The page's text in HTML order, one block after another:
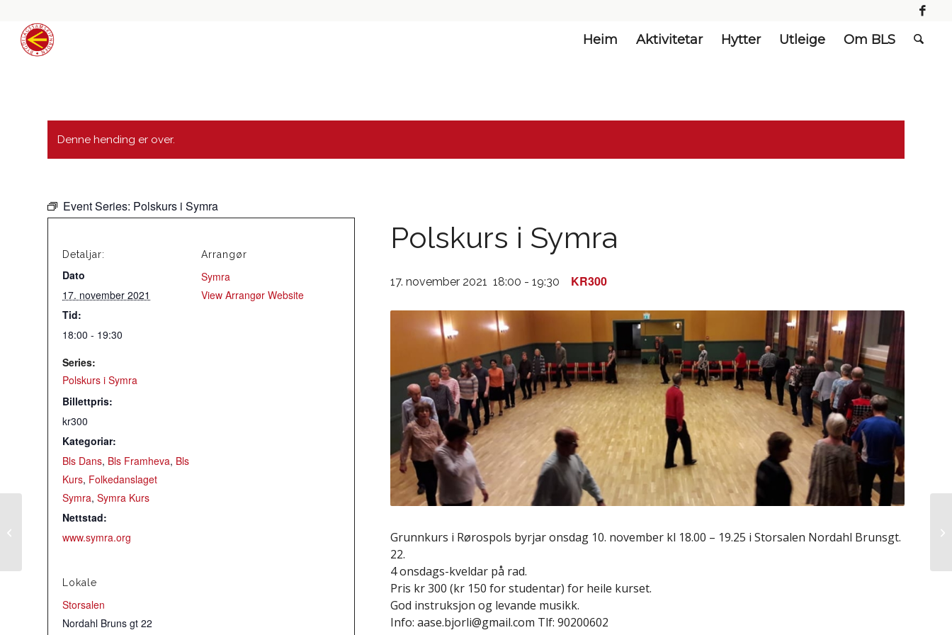
Heim Aktivitetar Hytter Utleige Om BLS
Denne hending er over.
Event Series: Polskurs i Symra
Polskurs i Symra
17. november 2021 18:00 - 19:30 KR300
Grunnkurs i Rørospols byrjar onsdag 10. november kl 18.00 – 19.25 i Storsalen Nordahl Brunsgt.
22.
4 onsdags-kveldar på rad.
Pris kr 300 (kr 150 for studentar) for heile kurset.
God instruksjon og levande musikk.
Info: aase.bjorli@gmail.com Tlf: 90200602
Detaljar:
Dato
17. november 2021
Tid:
18:00 - 19:30
Series:
Polskurs i Symra
Billettpris:
kr300
Kategoriar:
Bls Dans, Bls Framheva, Bls
Kurs, Folkedanslaget
Symra, Symra Kurs
Nettstad:
www.symra.org
Arrangør
Symra
View Arrangør Website
Lokale
Storsalen
Nordahl Bruns gt 22
Tysdagsøving